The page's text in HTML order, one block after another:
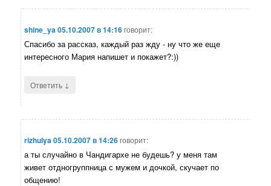
shine_ya05.10.2007 в 14:16говорит:
Спасибо за рассказ, каждый раз жду - ну что же еще
интересного Мария напишет и покажет?:))
Ответить ↓
rizhulya05.10.2007 в 14:26говорит:
а ты случайно в Чандигархе не будешь? у меня там
живет отдногруппница с мужем и дочкой, скучает по
общению!